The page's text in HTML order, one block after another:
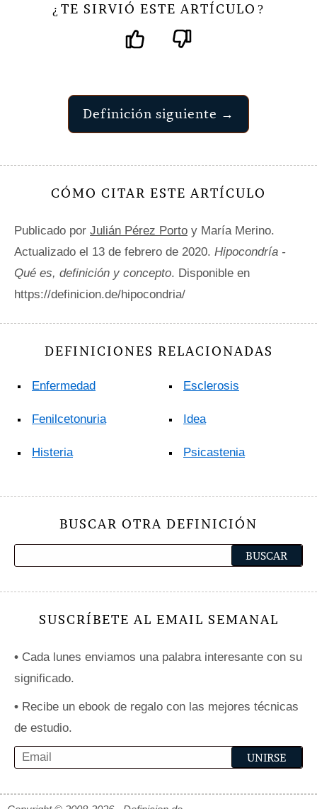
¿ TE SIRVIÓ ESTE ARTÍCULO ?
Definición siguiente →
CÓMO CITAR ESTE ARTÍCULO
Publicado por Julián Pérez Porto y María Merino.
Actualizado el 13 de febrero de 2020. Hipocondría -
Qué es, definición y concepto. Disponible en
https://definicion.de/hipocondria/
DEFINICIONES RELACIONADAS
Enfermedad
Fenilcetonuria
Histeria
Esclerosis
Idea
Psicastenia
BUSCAR OTRA DEFINICIÓN
SUSCRÍBETE AL EMAIL SEMANAL
• Cada lunes enviamos una palabra interesante con su
significado.
• Recibe un ebook de regalo con las mejores técnicas
de estudio.